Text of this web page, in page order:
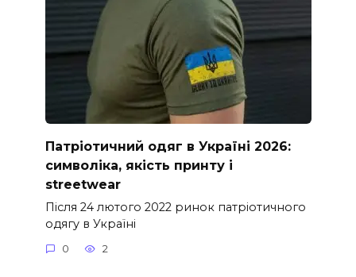
Патріотичний одяг в Україні 2026:
символіка, якість принту і
streetwear
Після 24 лютого 2022 ринок патріотичного
одягу в Україні
0 2